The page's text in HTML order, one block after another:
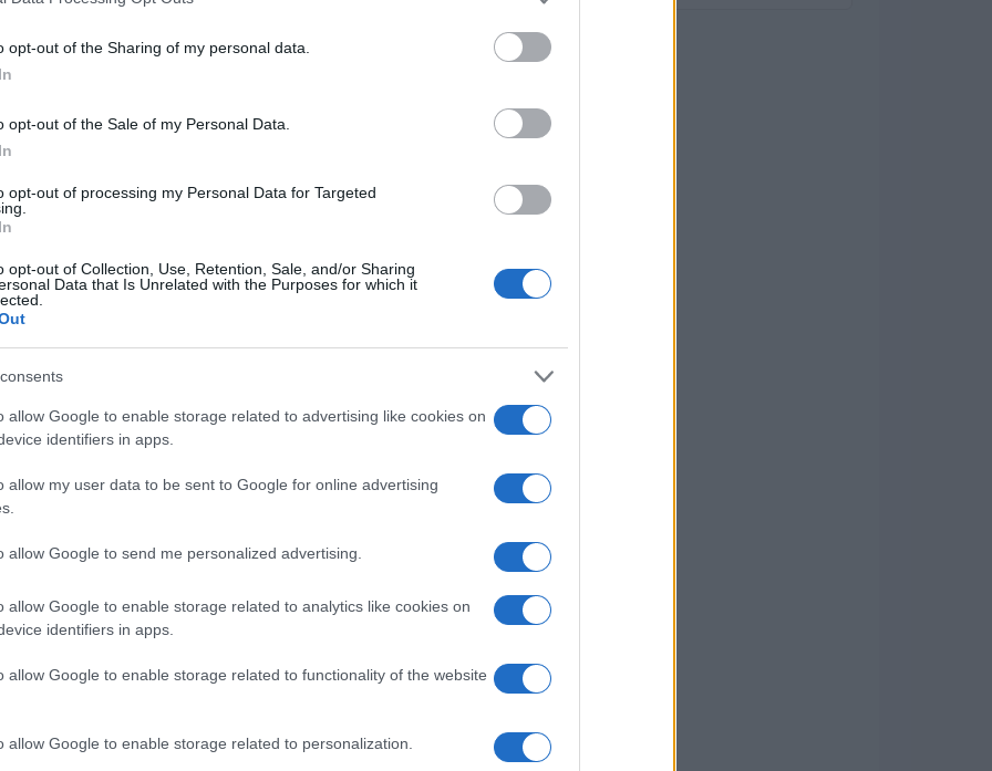
opt-out of the Sharing of my personal data.
opt-out of the Sale of my Personal Data.
opt-out of processing my Personal Data for Targeted
opt-out of Collection, Use, Retention, Sale, and/or Sharing
Data that Is Unrelated with the Purposes for which it
allow Google to enable storage related to advertising like cookies on
identifiers in apps.
allow my user data to be sent to Google for online advertising
allow Google to send me personalized advertising.
allow Google to enable storage related to analytics like cookies on
identifiers in apps.
allow Google to enable storage related to functionality of the website
allow Google to enable storage related to personalization.
criptomonedas: guía completa
ganancias y pérdidas hasta la…
IMPUESTO